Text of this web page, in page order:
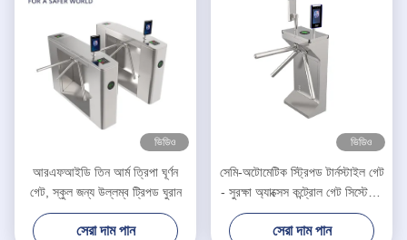
ভিডিও
আরএফআইডি তিন আর্ম ত্রিপা ঘূর্ণন
গেট, স্কুল জন্য উল্লম্ব ট্রিপড ঘুরান
সেরা দাম পান
ভিডিও
সেমি-অটোমেটিক স্ট্রিপড টার্নস্টাইল গেট
- সুরক্ষা অ্যাক্সেস কন্ট্রোল গেট সিস্টেমের
সাথে সংহত
সেরা দাম পান